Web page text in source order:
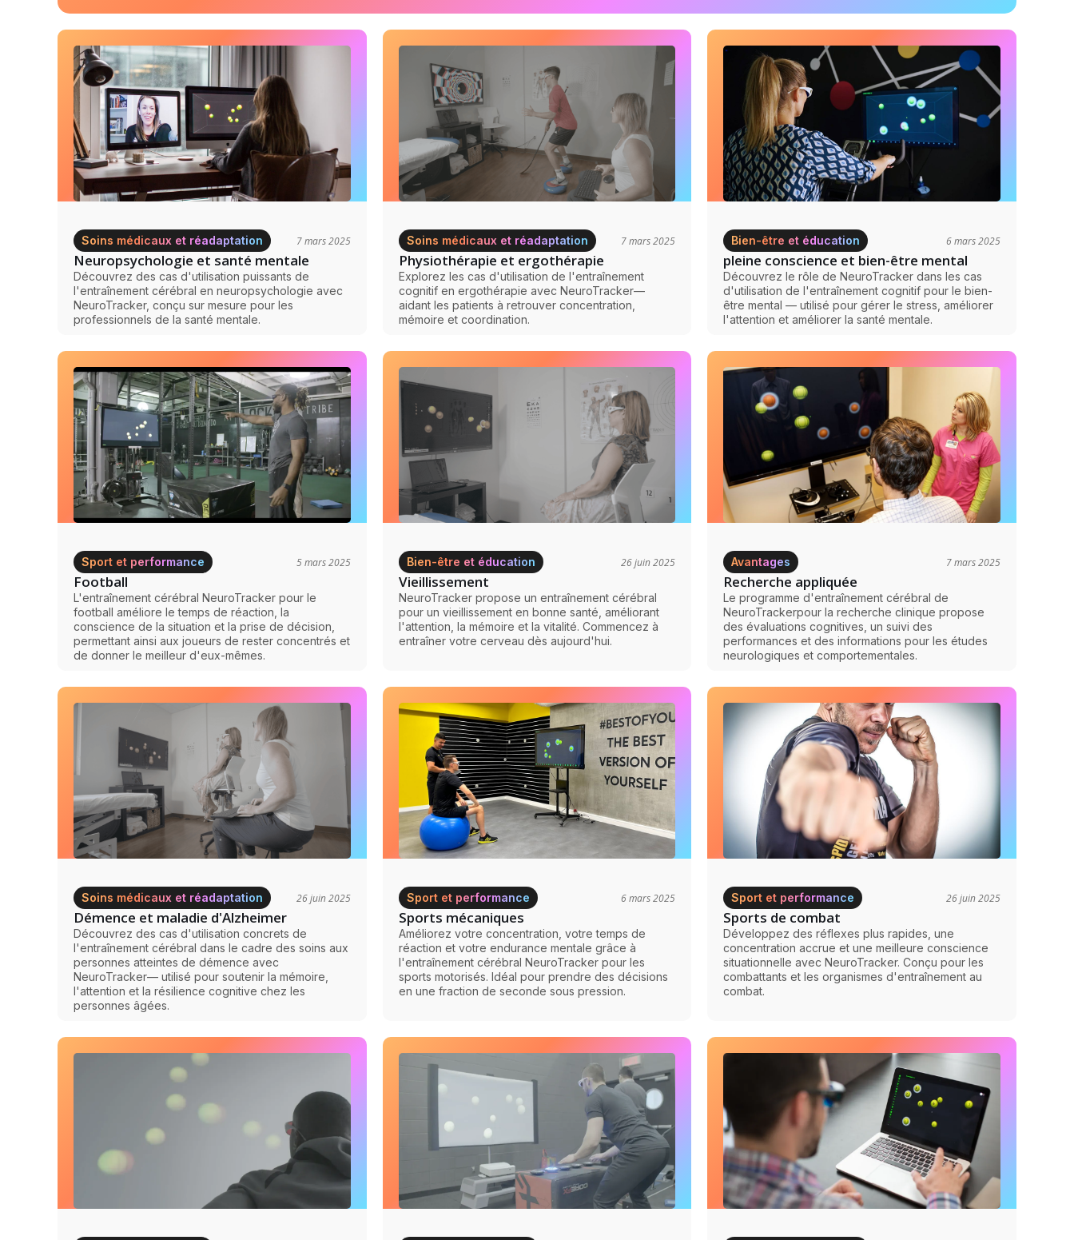
Soins médicaux et réadaptation 7 mars 2025
Neuropsychologie et santé mentale
Découvrez des cas d'utilisation puissants de
l'entraînement cérébral en neuropsychologie avec
NeuroTracker, conçu sur mesure pour les
professionnels de la santé mentale.
Soins médicaux et réadaptation 7 mars 2025
Physiothérapie et ergothérapie
Explorez les cas d'utilisation de l'entraînement
cognitif en ergothérapie avec NeuroTracker—
aidant les patients à retrouver concentration,
mémoire et coordination.
Bien-être et éducation 6 mars 2025
pleine conscience et bien-être mental
Découvrez le rôle de NeuroTracker dans les cas
d'utilisation de l'entraînement cognitif pour le bien-
être mental — utilisé pour gérer le stress, améliorer
l'attention et améliorer la santé mentale.
Sport et performance 5 mars 2025
Football
L'entraînement cérébral NeuroTracker pour le
football améliore le temps de réaction, la
conscience de la situation et la prise de décision,
permettant ainsi aux joueurs de rester concentrés et
de donner le meilleur d'eux-mêmes.
Bien-être et éducation 26 juin 2025
Vieillissement
NeuroTracker propose un entraînement cérébral
pour un vieillissement en bonne santé, améliorant
l'attention, la mémoire et la vitalité. Commencez à
entraîner votre cerveau dès aujourd'hui.
Avantages 7 mars 2025
Recherche appliquée
Le programme d'entraînement cérébral de
NeuroTrackerpour la recherche clinique propose
des évaluations cognitives, un suivi des
performances et des informations pour les études
neurologiques et comportementales.
Soins médicaux et réadaptation 26 juin 2025
Démence et maladie d'Alzheimer
Découvrez des cas d'utilisation concrets de
l'entraînement cérébral dans le cadre des soins aux
personnes atteintes de démence avec
NeuroTracker— utilisé pour soutenir la mémoire,
l'attention et la résilience cognitive chez les
personnes âgées.
Sport et performance 6 mars 2025
Sports mécaniques
Améliorez votre concentration, votre temps de
réaction et votre endurance mentale grâce à
l'entraînement cérébral NeuroTracker pour les
sports motorisés. Idéal pour prendre des décisions
en une fraction de seconde sous pression.
Sport et performance 26 juin 2025
Sports de combat
Développez des réflexes plus rapides, une
concentration accrue et une meilleure conscience
situationnelle avec NeuroTracker. Conçu pour les
combattants et les organismes d'entraînement au
combat.